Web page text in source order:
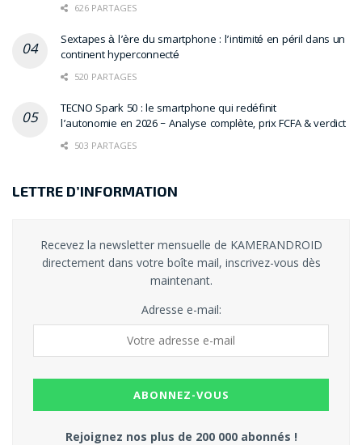
626 PARTAGES
Sextapes à l’ère du smartphone : l’intimité en péril dans un
continent hyperconnecté
520 PARTAGES
TECNO Spark 50 : le smartphone qui redéfinit
l’autonomie en 2026 – Analyse complète, prix FCFA & verdict
503 PARTAGES
LETTRE D’INFORMATION
Recevez la newsletter mensuelle de KAMERANDROID
directement dans votre boîte mail, inscrivez-vous dès
maintenant.
Adresse e-mail:
Rejoignez nos plus de 200 000 abonnés !